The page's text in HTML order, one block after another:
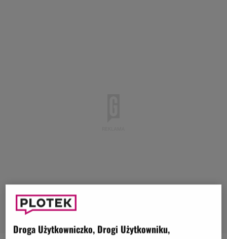
Droga Użytkowniczko, Drogi Użytkowniku,